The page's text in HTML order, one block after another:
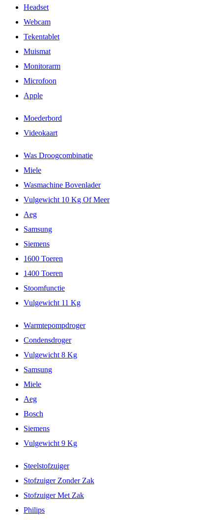
Headset
Webcam
Tekentablet
Muismat
Monitorarm
Microfoon
Apple
Moederbord
Videokaart
Was Droogcombinatie
Miele
Wasmachine Bovenlader
Vulgewicht 10 Kg Of Meer
Aeg
Samsung
Siemens
1600 Toeren
1400 Toeren
Stoomfunctie
Vulgewicht 11 Kg
Warmtepompdroger
Condensdroger
Vulgewicht 8 Kg
Samsung
Miele
Aeg
Bosch
Siemens
Vulgewicht 9 Kg
Steelstofzuiger
Stofzuiger Zonder Zak
Stofzuiger Met Zak
Philips